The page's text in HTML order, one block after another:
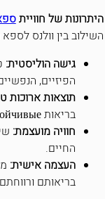
היתרונות של חוויית
השילוב בין וולנס
גישה הוליסטית:
הפיזיים,
תוצאות ארוכות
בריאות устойчивые (קיימים) ותוצאות מתמשכות.
חוויה מועצמת:
החיים.
העצמה אישית:
בריאותם